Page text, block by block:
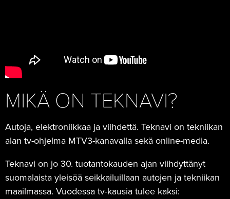
MIKÄ ON TEKNAVI?
Autoja, elektroniikkaa ja viihdettä. Teknavi on tekniikan
alan tv-ohjelma MTV3-kanavalla sekä online-media.
Teknavi on jo 30. tuotantokauden ajan viihdyttänyt
suomalaista yleisöä seikkailuillaan autojen ja tekniikan
maailmassa. Vuodessa tv-kausia tulee kaksi: